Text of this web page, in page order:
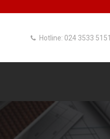
Hotline: 024 3533 5151